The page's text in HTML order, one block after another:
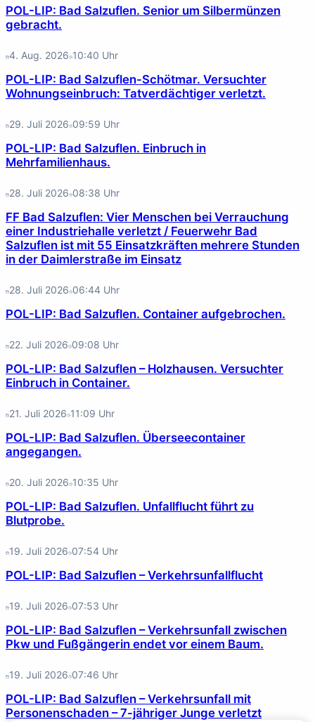
POL-LIP: Bad Salzuflen. Senior um Silbermünzen
gebracht.
4. Aug. 2026 10:40 Uhr
POL-LIP: Bad Salzuflen-Schötmar. Versuchter
Wohnungseinbruch: Tatverdächtiger verletzt.
29. Juli 2026 09:59 Uhr
POL-LIP: Bad Salzuflen. Einbruch in
Mehrfamilienhaus.
28. Juli 2026 08:38 Uhr
FF Bad Salzuflen: Vier Menschen bei Verrauchung
einer Industriehalle verletzt / Feuerwehr Bad
Salzuflen ist mit 55 Einsatzkräften mehrere Stunden
in der Daimlerstraße im Einsatz
28. Juli 2026 06:44 Uhr
POL-LIP: Bad Salzuflen. Container aufgebrochen.
22. Juli 2026 09:08 Uhr
POL-LIP: Bad Salzuflen – Holzhausen. Versuchter
Einbruch in Container.
21. Juli 2026 11:09 Uhr
POL-LIP: Bad Salzuflen. Überseecontainer
angegangen.
20. Juli 2026 10:35 Uhr
POL-LIP: Bad Salzuflen. Unfallflucht führt zu
Blutprobe.
19. Juli 2026 07:54 Uhr
POL-LIP: Bad Salzuflen – Verkehrsunfallflucht
19. Juli 2026 07:53 Uhr
POL-LIP: Bad Salzuflen – Verkehrsunfall zwischen
Pkw und Fußgängerin endet vor einem Baum.
19. Juli 2026 07:46 Uhr
POL-LIP: Bad Salzuflen – Verkehrsunfall mit
Personenschaden – 7-jähriger Junge verletzt